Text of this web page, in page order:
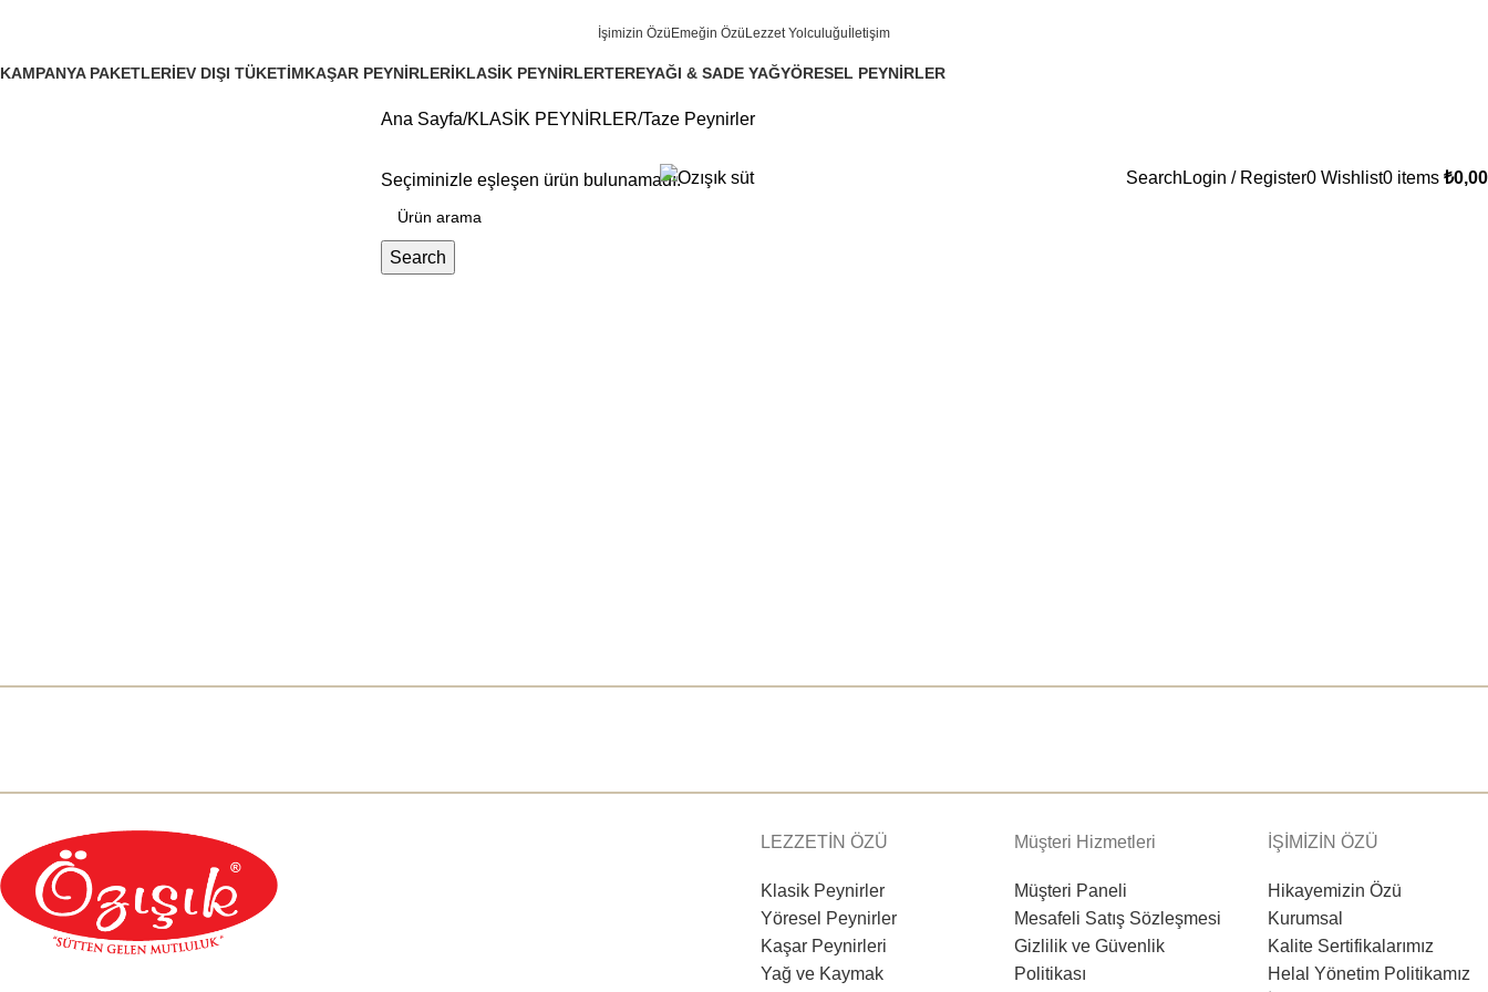
İşimizin Özü Emeğin Özü Lezzet Yolculuğu İletişim
Search Login / Register0 Wishlist0 items ₺0,00
KAMPANYA PAKETLERIEV DIŞI TÜKETİMKAŞAR PEYNİRLERİKLASİK PEYNİRLERTEREYAĞI & SADE YAĞYÖRESEL PEYNİRLER
Ana Sayfa KLASİK PEYNİRLER Taze Peynirler
Seçiminizle eşleşen ürün bulunamadı.
Search
LEZZETİN ÖZÜ
Klasik Peynirler
Yöresel Peynirler
Kaşar Peynirleri
Yağ ve Kaymak
Müşteri Hizmetleri
Müşteri Paneli
Mesafeli Satış Sözleşmesi
Gizlilik ve Güvenlik
Politikası
İŞİMİZİN ÖZÜ
Hikayemizin Özü
Kurumsal
Kalite Sertifikalarımız
Helal Yönetim Politikamız